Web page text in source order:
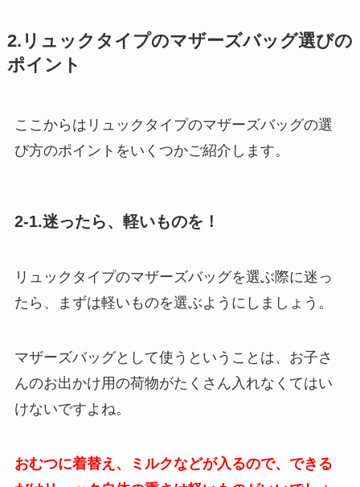
2.リュックタイプのマザーズバッグ選びの
ポイント
ここからはリュックタイプのマザーズバッグの選
び方のポイントをいくつかご紹介します。
2-1.迷ったら、軽いものを！
リュックタイプのマザーズバッグを選ぶ際に迷っ
たら、まずは軽いものを選ぶようにしましょう。
マザーズバッグとして使うということは、お子さ
んのお出かけ用の荷物がたくさん入れなくてはい
けないですよね。
おむつに着替え、ミルクなどが入るので、できる